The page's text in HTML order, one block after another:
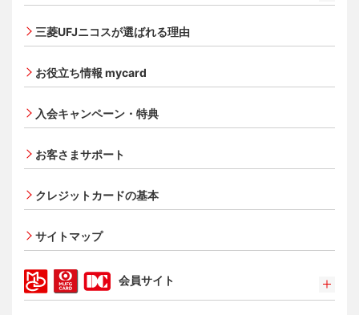
三菱ＵＦＪカード
三菱ＵＦＪカード・プラチナ・アメリカン・エキスプレ
オンライン入会申し込みの流れ
追加できるカード・機能
UnionPay（銀聯）カード
ETCカード
エクスプレス予約サービス（プラスEX会員）
タッチ決済
三菱UFJニコスが選ばれる理由
お役立ち情報 mycard
入会キャンペーン・特典
お客さまサポート
クレジットカードの基本
サイトマップ
会員サイト